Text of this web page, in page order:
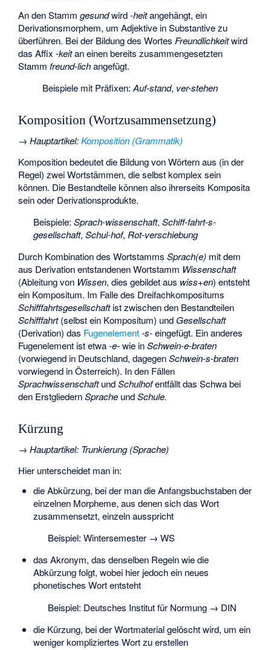
An den Stammgesundwird -heitangehängt, ein
Derivationsmorphem, um Adjektive in Substantive zu
überführen. Bei der Bildung des Wortes Freundlichkeitwird
das Affix-keitan einen bereits zusammengesetzten
Stammfreund-lichangefügt.
Beispiele mit Präfixen:Auf-stand, ver-stehen
Komposition (Wortzusammensetzung)
→Hauptartikel:Komposition (Grammatik)
Komposition bedeutet die Bildung von Wörtern aus (in der
Regel) zwei Wortstämmen, die selbst komplex sein
können. Die Bestandteile können also ihrerseits Komposita
sein oder Derivationsprodukte.
Beispiele: Sprach-wissenschaft, Schiff-fahrt-s-
gesellschaft, Schul-hof, Rot-verschiebung
Durch Kombination des WortstammsSprach(e) mit dem
aus Derivation entstandenen Wortstamm Wissenschaft
(Ableitung von Wissen, dies gebildet aus wiss+en) entsteht
ein Kompositum. Im Falle des Dreifachkompositums
Schifffahrtsgesellschaftist zwischen den Bestandteilen
Schifffahrt(selbst ein Kompositum) und Gesellschaft
(Derivation) das Fugenelement -s-eingefügt. Ein anderes
Fugenelement ist etwa-e-wie inSchwein-e-braten
(vorwiegend in Deutschland, dagegenSchwein-s-braten
vorwiegend in Österreich). In den Fällen
SprachwissenschaftundSchulhofentfällt das Schwa bei
den ErstgliedernSprache undSchule.
Kürzung
→Hauptartikel: Trunkierung (Sprache)
Hier unterscheidet man in:
die Abkürzung, bei der man die Anfangsbuchstaben der
einzelnen Morpheme, aus denen sich das Wort
zusammensetzt, einzeln ausspricht
Beispiel: Wintersemester → WS
das Akronym, das denselben Regeln wie die
Abkürzung folgt, wobei hier jedoch ein neues
phonetisches Wort entsteht
Beispiel: Deutsches Institut für Normung → DIN
die Kürzung, bei der Wortmaterial gelöscht wird, um ein
weniger kompliziertes Wort zu erstellen